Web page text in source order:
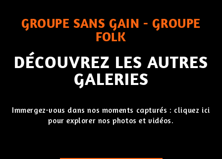
GROUPE SANS GAIN - GROUPE
FOLK
DÉCOUVREZ LES AUTRES
GALERIES
Immergez-vous dans nos moments capturés : cliquez ici
pour explorer nos photos et vidéos.